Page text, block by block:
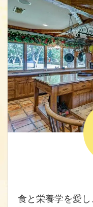
食と栄養学を愛